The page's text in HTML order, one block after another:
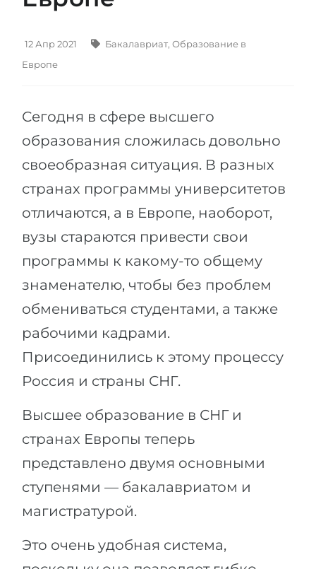
Языковая виза
ШТУДИЕНКОЛЛЕГ
Штудиенколлеги
Freshman / Foundation
Подготовка к вузу
Подготовка к штудиенколлег
Специальные курсы
Математика
Портфолио
ГЕОГРАФИЯ
Примеры вакансий
КАРЬЕРНОЕ ОРИЕНТИРОВАНИЕ
Тест RIASEC
Штудиенколлег
ПОСТУПАЕМ ПОСЛЕ...
Школы 11 классов
Школы 12 классов (NIS)
Колледжа
IB-Diploma
1 курса
2-3 курса
Бакалавриата
Магистратуры
ПОСТУПАЕМ НА...
Медицина
Физика
Менеджмент
Другая специальность
ПОСТУПАЕМ ИЗ...
Украина
12 Апр 2021 Бакалавриат, Образование в
Европе
Сегодня в сфере высшего
образования сложилась довольно
своеобразная ситуация. В разных
странах программы университетов
отличаются, а в Европе, наоборот,
вузы стараются привести свои
программы к какому-то общему
знаменателю, чтобы без проблем
обмениваться студентами, а также
рабочими кадрами.
Присоединились к этому процессу
Россия и страны СНГ.
Высшее образование в СНГ и
странах Европы теперь
представлено двумя основными
ступенями — бакалавриатом и
магистратурой.
Это очень удобная система,